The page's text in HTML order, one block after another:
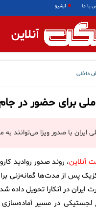
با ما آرشیو
آنلاین
داخلی
برای حضور در جام جهانی
ایران با صدور ویزا می‌توانند
آنلاین، روند صدور روادید
پس از مدت‌ها گمانه‌زنی
ایران در آنکارا تحویل داده
لجستیکی در مسیر آماده‌سازی